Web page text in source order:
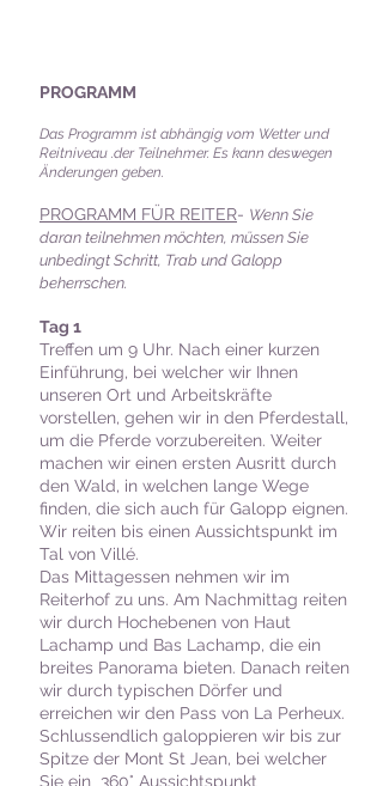
PROGRAMM
Das Programm ist abhängig vom Wetterund
Reitniveau .der Teilnehmer. Es kann deswegen
Änderungen geben.
PROGRAMM FÜR REITER- Wenn Sie
daran teilnehmen möchten, müssen Sie
unbedingt Schritt, Trab und Galopp
beherrschen.
Tag 1
Treffen um 9 Uhr. Nach einer kurzen
Einführung, bei welcher wir Ihnen
unseren Ort und Arbeitskräfte
vorstellen, gehen wir in den Pferdestall,
um die Pferde vorzubereiten. Weiter
machen wir einen ersten Ausritt durch
den Wald, in welchen lange Wege
finden, die sich auch für Galopp eignen.
Wir reiten bis einen Aussichtspunkt im
Tal von Villé.
Das Mittagessen nehmen wir im
Reiterhof zu uns. Am Nachmittag reiten
wir durch Hochebenen von Haut
Lachamp und Bas Lachamp, die ein
breites Panorama bieten. Danach reiten
wir durch typischen Dörfer und
erreichen wir den Pass von La Perheux.
Schlussendlich galoppieren wir bis zur
Spitze der Mont St Jean, bei welcher
Sie ein 360° Aussichtspunkt